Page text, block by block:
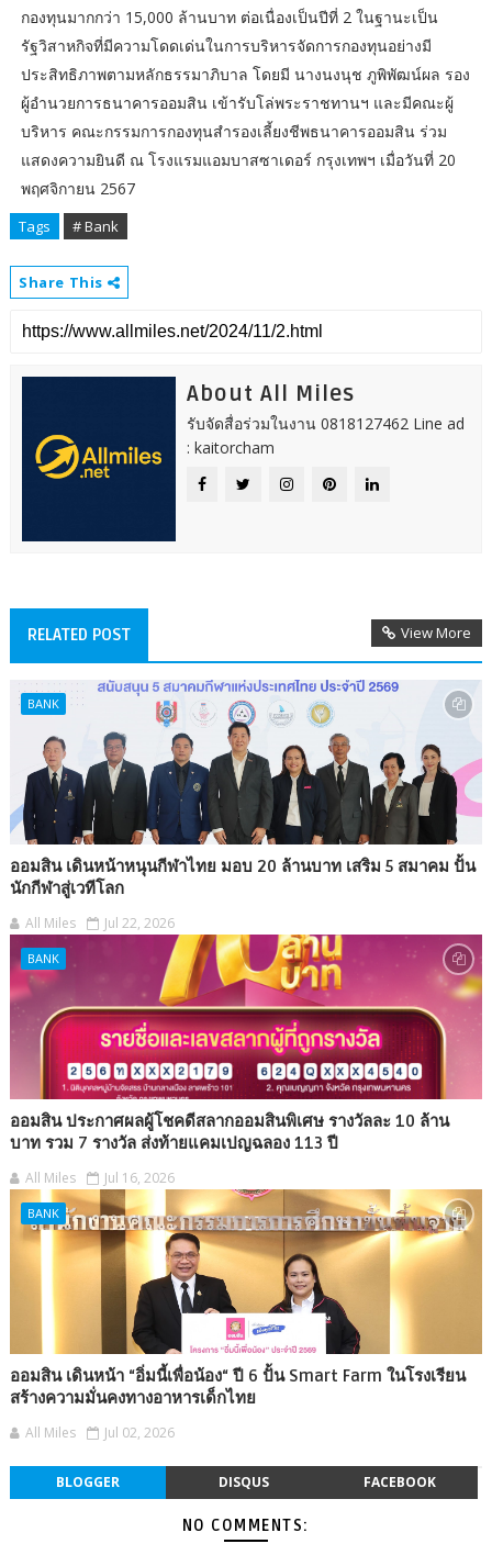
กองทุนมากกว่า 15,000 ล้านบาท ต่อเนื่องเป็นปีที่ 2 ในฐานะเป็น
รัฐวิสาหกิจที่มีความโดดเด่นในการบริหารจัดการกองทุนอย่างมี
ประสิทธิภาพตามหลักธรรมาภิบาล โดยมี นางนงนุช ภูพิพัฒน์ผล รอง
ผู้อำนวยการธนาคารออมสิน เข้ารับโล่พระราชทานฯ และมีคณะผู้
บริหาร คณะกรรมการกองทุนสำรองเลี้ยงชีพธนาคารออมสิน ร่วม
แสดงความยินดี ณ โรงแรมแอมบาสซาเดอร์ กรุงเทพฯ เมื่อวันที่ 20
พฤศจิกายน 2567
Tags # Bank
Share This
About All Miles
รับจัดสื่อร่วมในงาน 0818127462 Line ad
: kaitorcham
RELATED POST View More
BANK
ออมสิน เดินหน้าหนุนกีฬาไทย มอบ 20 ล้านบาท เสริม 5 สมาคม ปั้น
นักกีฬาสู่เวทีโลก
All Miles Jul 22, 2026
BANK
ออมสิน ประกาศผลผู้โชคดีสลากออมสินพิเศษ รางวัลละ 10 ล้าน
บาท รวม 7 รางวัล ส่งท้ายแคมเปญฉลอง 113 ปี
All Miles Jul 16, 2026
BANK
ออมสิน เดินหน้า “อิ่มนี้เพื่อน้อง“ ปี 6 ปั้น Smart Farm ในโรงเรียน
สร้างความมั่นคงทางอาหารเด็กไทย
All Miles Jul 02, 2026
BLOGGER DISQUS FACEBOOK
NO COMMENTS: